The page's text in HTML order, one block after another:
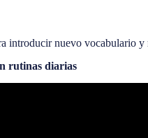
introducir nuevo vocabulario
rutinas diarias